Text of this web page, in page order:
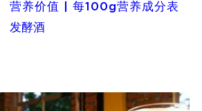
营养价值 | 每100g营养成分表
发酵酒